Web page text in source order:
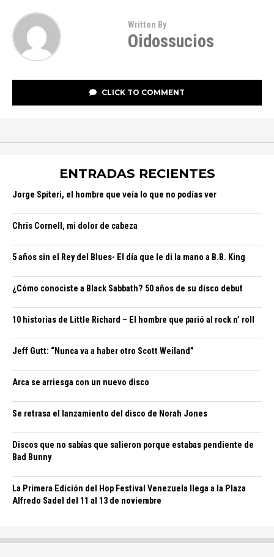
Written By
Oidossucios
CLICK TO COMMENT
ENTRADAS RECIENTES
Jorge Spiteri, el hombre que veía lo que no podías ver
Chris Cornell, mi dolor de cabeza
5 años sin el Rey del Blues- El día que le di la mano a B.B. King
¿Cómo conociste a Black Sabbath? 50 años de su disco debut
10 historias de Little Richard – El hombre que parió al rock n’ roll
Jeff Gutt: “Nunca va a haber otro Scott Weiland”
Arca se arriesga con un nuevo disco
Se retrasa el lanzamiento del disco de Norah Jones
Discos que no sabías que salieron porque estabas pendiente de
Bad Bunny
La Primera Edición del Hop Festival Venezuela llega a la Plaza
Alfredo Sadel del 11 al 13 de noviembre